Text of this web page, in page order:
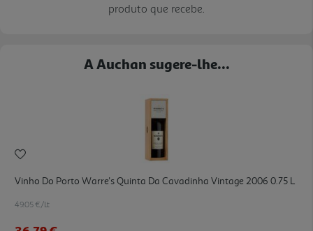
produto que recebe.
A Auchan sugere-lhe...
Vinho Do Porto Warre's Quinta Da Cavadinha Vintage 2006 0.75 L
49.05 €/Lt